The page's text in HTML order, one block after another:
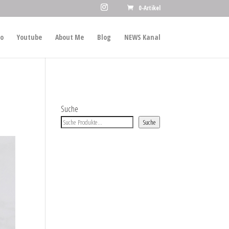
0-Artikel
Youtube About Me Blog NEWS Kanal
Suche
Suche